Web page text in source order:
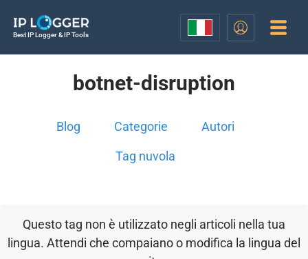
Best IP Logger & IP Tools
botnet-disruption
Blog Categorie Autori
Tag nuvola